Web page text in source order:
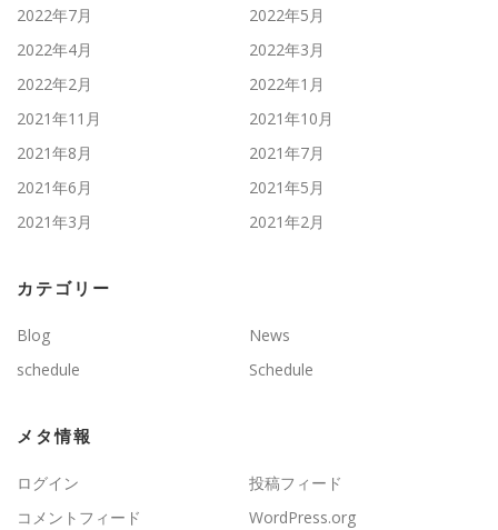
2022年7月
2022年5月
2022年4月
2022年3月
2022年2月
2022年1月
2021年11月
2021年10月
2021年8月
2021年7月
2021年6月
2021年5月
2021年3月
2021年2月
カテゴリー
Blog
News
schedule
Schedule
メタ情報
ログイン
投稿フィード
コメントフィード
WordPress.org